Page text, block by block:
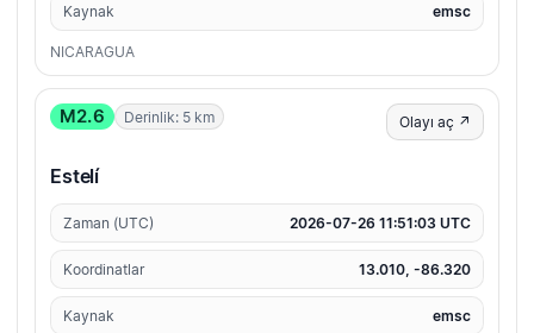
Kaynak emsc
NICARAGUA
M2.6 Derinlik: 5 km Olayı aç ↗
Estelí
Zaman (UTC) 2026-07-26 11:51:03 UTC
Koordinatlar 13.010, -86.320
Kaynak emsc